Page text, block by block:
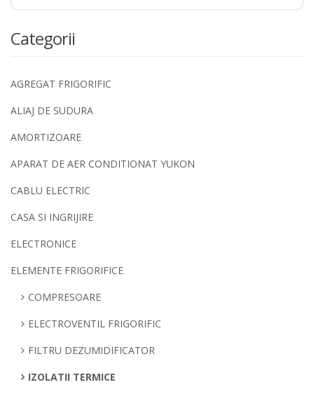
Categorii
AGREGAT FRIGORIFIC
ALIAJ DE SUDURA
AMORTIZOARE
APARAT DE AER CONDITIONAT YUKON
CABLU ELECTRIC
CASA SI INGRIJIRE
ELECTRONICE
ELEMENTE FRIGORIFICE
COMPRESOARE
ELECTROVENTIL FRIGORIFIC
FILTRU DEZUMIDIFICATOR
IZOLATII TERMICE